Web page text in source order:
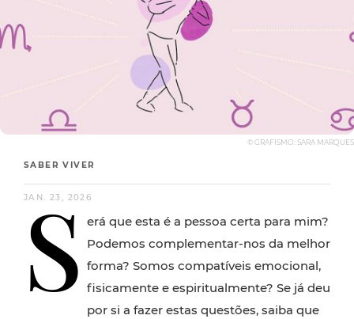
© GRAFISMO: SARA MARQUES
SABER VIVER
JAN. 23, 2026
S erá que esta é a pessoa certa para mim?
Podemos complementar-nos da melhor
forma? Somos compatíveis emocional,
fisicamente e espiritualmente? Se já deu
por si a fazer estas questões, saiba que